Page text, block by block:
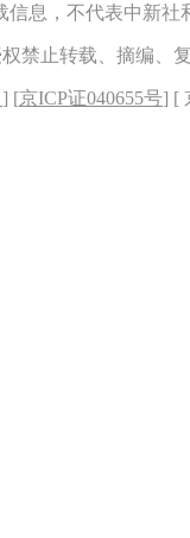
信息，不代表中新
禁止转载、摘编、
] [京ICP证040655号] [